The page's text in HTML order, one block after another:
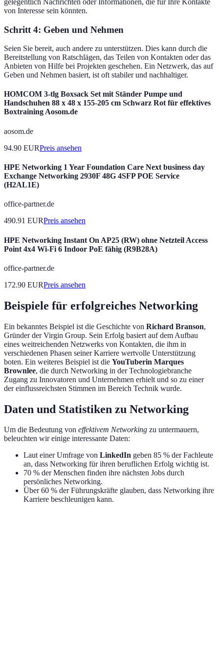
von Interesse sein könnten.
Schritt 4: Geben und Nehmen
Seien Sie bereit, auch andere zu unterstützen. Dies kann durch die
Bereitstellung von Ratschlägen, das Teilen von Kontakten oder das
Anbieten von Hilfe bei Projekten geschehen. Ein Netzwerk, das auf
Geben und Nehmen basiert, ist oft stabiler und nachhaltiger.
HOMCOM 3-tlg Boxsack Set mit Ständer Pumpe und
Handschuhen 88 x 48 x 155-205 cm Schwarz Rot für effektives
Boxtraining Aosom.de
aosom.de
94.90 EURPreis ansehen
HPE Networking 1 Year Foundation Care Next business day
Exchange Networking 2930F 48G 4SFP POE Service
(H2AL1E)
office-partner.de
490.91 EURPreis ansehen
HPE Networking Instant On AP25 (RW) ohne Netzteil Access
Point 4x4 Wi-Fi 6 Indoor PoE fähig (R9B28A)
office-partner.de
172.90 EURPreis ansehen
Beispiele für erfolgreiches Networking
Ein bekanntes Beispiel ist die Geschichte von Richard Branson,
Gründer der Virgin Group. Sein Erfolg basiert auf dem Aufbau
eines weitreichenden Netzwerks von Kontakten, die ihm in
verschiedenen Phasen seiner Karriere wertvolle Unterstützung
boten. Ein weiteres Beispiel ist die YouTuberin Marques
Brownlee, die durch Networking in der Technologiebranche
Zugang zu Innovatoren und Unternehmen erhielt und so zu einer
der einflussreichsten Stimmen im Bereich Technik wurde.
Daten und Statistiken zu Networking
Um die Bedeutung von effektivem Networking zu untermauern,
beleuchten wir einige interessante Daten:
Laut einer Umfrage von LinkedIn geben 85 % der Fachleute
an, dass Networking für ihren beruflichen Erfolg wichtig ist.
70 % der Menschen finden ihre nächsten Jobs durch
persönliches Networking.
Über 60 % der Führungskräfte glauben, dass Networking ihre
Karriere beschleunigen kann.